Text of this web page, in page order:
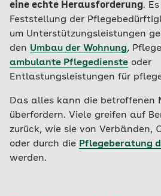
eine echte Herausforderung.
Feststellung der
um Unterstützungsleistungen
den Umbau der Wohnung,
ambulante Pflegedienste oder
Entlastungsleistungen für
Das alles kann die betroffenen
überfordern. Viele greifen auf
zurück, wie sie von Verbänden,
oder durch die Pflegeberatung
werden.